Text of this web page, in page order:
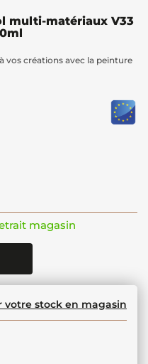
multi-matériaux V33
vos créations avec la peinture
magasin
votre stock en magasin